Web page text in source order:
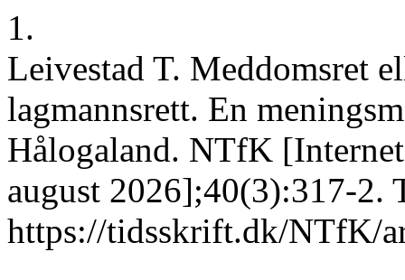
1.
Leivestad T. Meddomsret
lagmannsrett. En
Hålogaland. NTfK
august 2026];40(3):317-2.
https://tidsskrift.dk/NTfK/